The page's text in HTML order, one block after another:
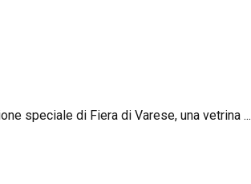
speciale di Fiera di Varese, una vetrina ...